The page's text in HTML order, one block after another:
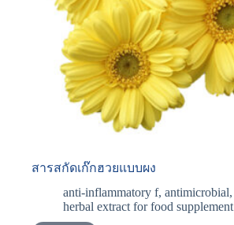
สารสกัดเก๊กฮวยแบบผง
anti-inflammatory f, antimicrobial,
herbal extract for food supplement